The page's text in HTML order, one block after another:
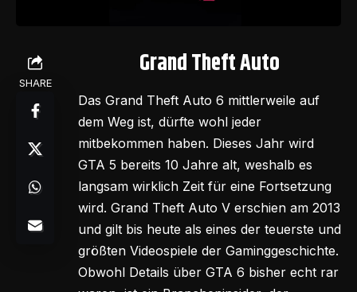
SHARE
Grand Theft Auto
Das Grand Theft Auto 6 mittlerweile auf
dem Weg ist, dürfte wohl jeder
mitbekommen haben. Dieses Jahr wird
GTA 5 bereits 10 Jahre alt, weshalb es
langsam wirklich Zeit für eine Fortsetzung
wird. Grand Theft Auto V erschien am 2013
und gilt bis heute als eines der teuerste und
größten Videospiele der Gaminggeschichte.
Obwohl Details über GTA 6 bisher echt rar